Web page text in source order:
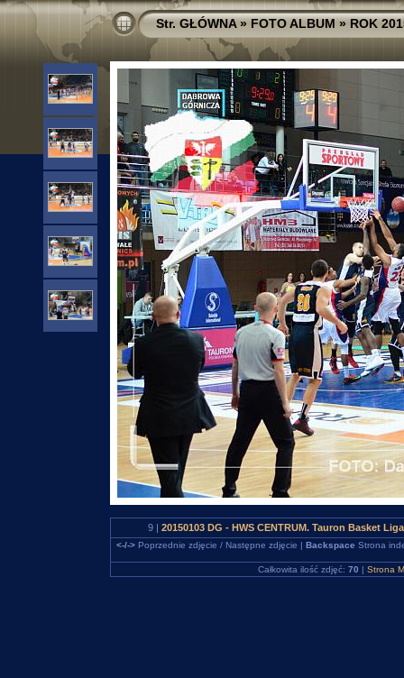
Str. GŁÓWNA»FOTO ALBUM»ROK
9 | 20150103 DG - HWS CENTRUM. Tauron Basket
<-/->Poprzednie zdjęcie / Następne zdjęcie | Backspace Strona
Całkowita ilość zdjęć: 70 | Strona